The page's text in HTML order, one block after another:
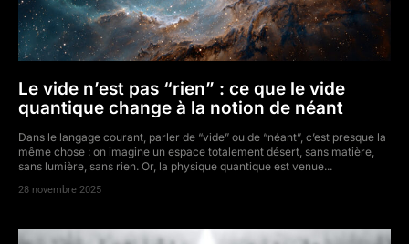
Le vide n’est pas “rien” : ce que le vide
quantique change à la notion de néant
Dans le langage courant, parler de “vide” ou de “néant”, c’est presque la
même chose : on imagine un espace totalement désert, sans matière,
sans lumière, sans rien. Or, la physique quantique est venue...
28 novembre 2025